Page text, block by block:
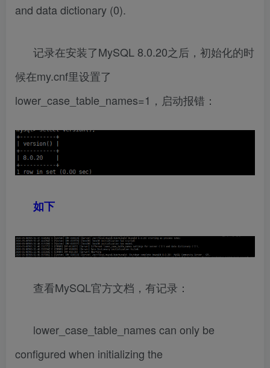
and data dictionary (0).
记录在安装了MySQL 8.0.20之后，初始化的时
候在my.cnf里设置了
lower_case_table_names=1，启动报错：
如下
查看MySQL官方文档，有记录：
lower_case_table_names can only be
configured when initializing the